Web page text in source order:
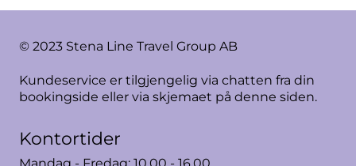
© 2023 Stena Line Travel Group AB
Kundeservice er tilgjengelig via chatten fra din
bookingside eller via skjemaet på denne siden.
Kontortider